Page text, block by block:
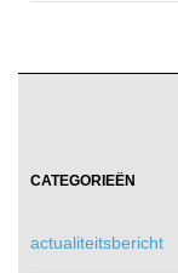
CATEGORIEËN
actualiteitsbericht